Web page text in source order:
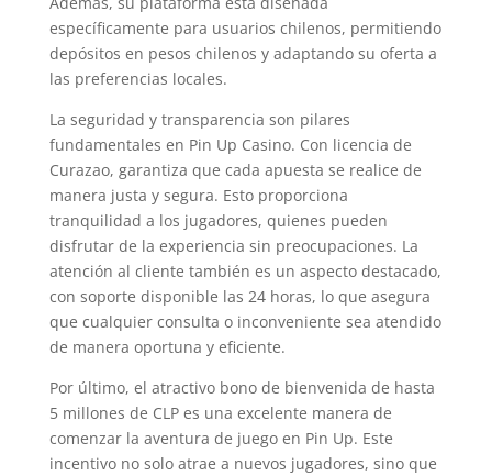
específicamente para usuarios chilenos, permitiendo
depósitos en pesos chilenos y adaptando su oferta a
las preferencias locales.
La seguridad y transparencia son pilares
fundamentales en Pin Up Casino. Con licencia de
Curazao, garantiza que cada apuesta se realice de
manera justa y segura. Esto proporciona
tranquilidad a los jugadores, quienes pueden
disfrutar de la experiencia sin preocupaciones. La
atención al cliente también es un aspecto destacado,
con soporte disponible las 24 horas, lo que asegura
que cualquier consulta o inconveniente sea atendido
de manera oportuna y eficiente.
Por último, el atractivo bono de bienvenida de hasta
5 millones de CLP es una excelente manera de
comenzar la aventura de juego en Pin Up. Este
incentivo no solo atrae a nuevos jugadores, sino que